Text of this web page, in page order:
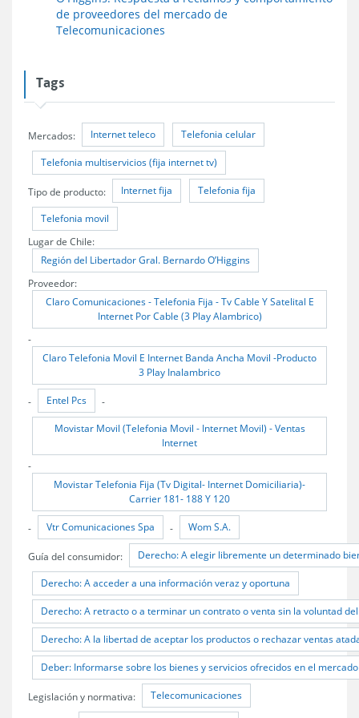
de proveedores del mercado de
Telecomunicaciones
Tags
Mercados: Internet teleco Telefonia celular
Telefonia multiservicios (fija internet tv)
Tipo de producto: Internet fija Telefonia fija
Telefonia movil
Lugar de Chile:
Región del Libertador Gral. Bernardo O’Higgins
Proveedor:
Claro Comunicaciones - Telefonia Fija - Tv Cable Y Satelital E
Internet Por Cable (3 Play Alambrico)
-
Claro Telefonia Movil E Internet Banda Ancha Movil -Producto
3 Play Inalambrico
- Entel Pcs -
Movistar Movil (Telefonia Movil - Internet Movil) - Ventas
Internet
-
Movistar Telefonia Fija (Tv Digital- Internet Domiciliaria)-
Carrier 181- 188 Y 120
- Vtr Comunicaciones Spa - Wom S.A.
Guía del consumidor: Derecho: A elegir libremente un determinado
Derecho: A acceder a una información veraz y oportuna
Derecho: A retracto o a terminar un contrato o venta sin la voluntad
Derecho: A la libertad de aceptar los productos o rechazar ventas
Deber: Informarse sobre los bienes y servicios ofrecidos en el
Legislación y normativa: Telecomunicaciones